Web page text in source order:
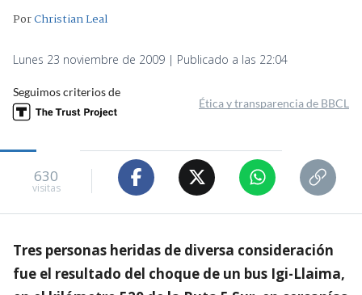
PorChristian Leal
Lunes 23 noviembre de 2009 | Publicado a las 22:04
Seguimos criterios de
Ética y transparencia de BBCL
630
visitas
Tres personas heridas de diversa consideración
fue el resultado del choque de un bus Igi-Llaima,